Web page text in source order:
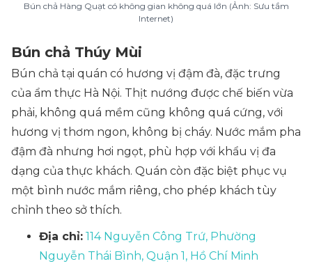
Bún chả Hàng Quạt có không gian không quá lớn (Ảnh: Sưu tầm
Internet)
Bún chả Thúy Mùi
Bún chả tại quán có hương vị đậm đà, đặc trưng
của ẩm thực Hà Nội. Thịt nướng được chế biến vừa
phải, không quá mềm cũng không quá cứng, với
hương vị thơm ngon, không bị cháy. Nước mắm pha
đậm đà nhưng hơi ngọt, phù hợp với khẩu vị đa
dạng của thực khách. Quán còn đặc biệt phục vụ
một bình nước mắm riêng, cho phép khách tùy
chỉnh theo sở thích.
Địa chỉ: 114 Nguyễn Công Trứ, Phường
Nguyễn Thái Bình, Quận 1, Hồ Chí Minh